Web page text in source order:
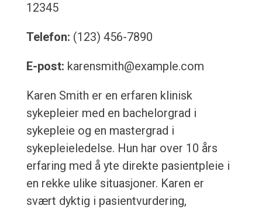
12345
Telefon: (123) 456-7890
E-post: karensmith@example.com
Karen Smith er en erfaren klinisk
sykepleier med en bachelorgrad i
sykepleie og en mastergrad i
sykepleieledelse. Hun har over 10 års
erfaring med å yte direkte pasientpleie i
en rekke ulike situasjoner. Karen er
svært dyktig i pasientvurdering,